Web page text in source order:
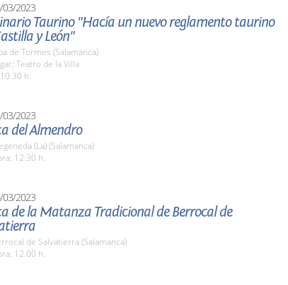
03/2023
Taurino "Hacía un nuevo reglamento taurino
y León"
de Tormes (Salamanca)
Teatro de la Villa
h.
03/2023
del Almendro
(La) (Salamanca)
12:30 h.
03/2023
de la Matanza Tradicional de Berrocal de
de Salvatierra (Salamanca)
12.00 h.